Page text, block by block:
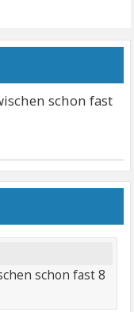
schon fast
schon fast 8